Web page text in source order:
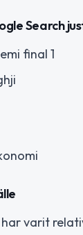
Search
final 1
varit